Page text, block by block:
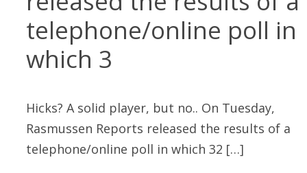
telephone/online poll in
which 3
Hicks? A solid player, but no.. On Tuesday,
Rasmussen Reports released the results of a
telephone/online poll in which 32 […]